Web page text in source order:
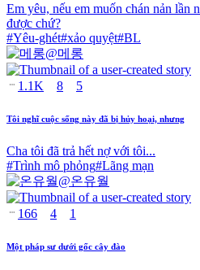
Em yêu, nếu em muốn chán nản lần
được chứ?
#Yêu-ghét#xảo quyệt#BL
@메롱
1.1K 8 5
Tôi nghĩ cuộc sống này đã bị hủy hoại, nhưng
Cha tôi đã trả hết nợ với tôi...
#Trình mô phỏng#Lãng mạn
@온유월
166 4 1
Một pháp sư dưới gốc cây đào